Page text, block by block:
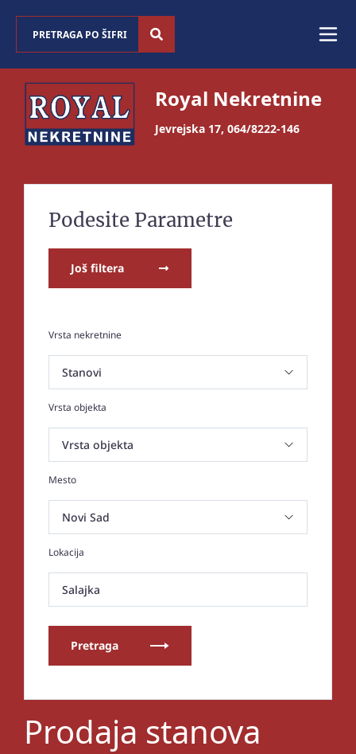
Royal Nekretnine
Jevrejska 17, 064/8222-146
Podesite Parametre
Još filtera
Vrsta nekretnine
Vrsta objekta
Mesto
Lokacija
Salajka
Pretraga
Prodaja stanova